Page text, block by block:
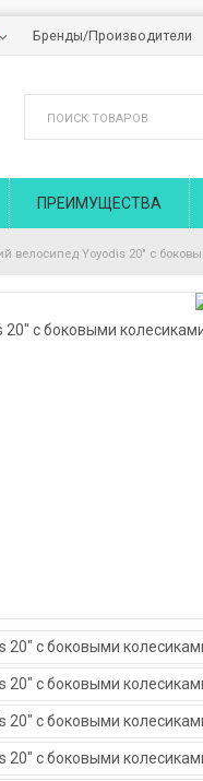
Бренды/Производители
ПРЕИМУЩЕСТВА
велосипед Yoyodis 20" с